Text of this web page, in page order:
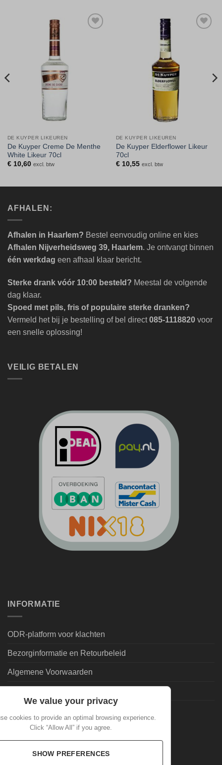
DE KUYPER LIKEUREN
De Kuyper Creme De Menthe
White Likeur 70cl
€10,60 excl. btw
DE KUYPER LIKEUREN
De Kuyper Elderflower Likeur
70cl
€10,55 excl. btw
AFHALEN:
Afhalen in Haarlem? Bestel eenvoudig online en kies
Afhalen Nijverheidsweg 39, Haarlem. Je ontvangt binnen
één werkdag een afhaal klaar bericht.
Sterke drank vóór 10:00 besteld? Meestal de volgende
dag klaar.
Spoed met pils, fris of populaire sterke dranken?
Vermeld het bij je bestelling of bel direct085-1118820 voor
een snelle oplossing!
VEILIG BETALEN
INFORMATIE
ODR-platform voor klachten
Bezorginformatie en Retourbeleid
Algemene Voorwaarden
We value your privacy
cookies to provide an optimal browsing experience.
Click “Allow All” if you agree.
SHOW PREFERENCES